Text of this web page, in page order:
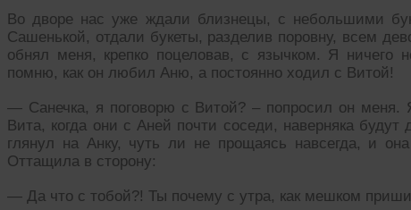
Во дворе нас уже ждали близнецы, с небольшими
Сашенькой, отдали букеты, разделив поровну, всем
обнял меня, крепко поцеловав, с язычком. Я
помню, как он любил Аню, а постоянно ходил с Витой!
— Санечка, я поговорю с Витой? – попросил он меня.
Вита, когда они с Аней почти соседи, наверняка
глянул на Анку, чуть ли не прощаясь навсегда, и
Оттащила в сторону:
— Да что с тобой?! Ты почему с утра, как мешком